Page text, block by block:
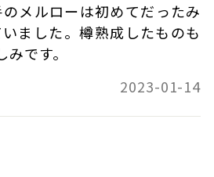
メルローは初めてだったみ
ました。樽熟成したものも
です。
2023-01-14